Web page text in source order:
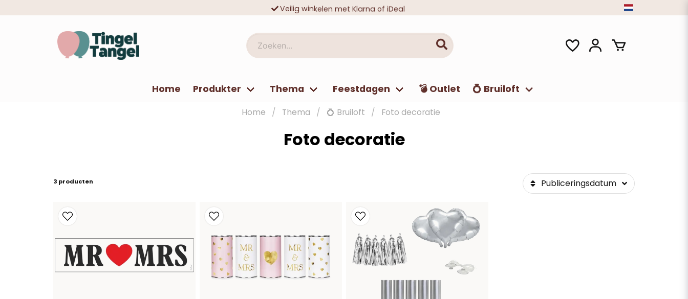
Veilig winkelen met Klarna of iDeal
Zoeken...
Home Produkter Thema Feestdagen 💣 Outlet 💍 Bruiloft
Home Thema 💍 Bruiloft Foto decoratie
Foto decoratie
3 producten Publiceringsdatum